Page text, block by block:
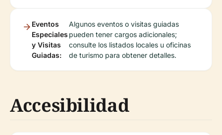
Eventos
Especiales
y Visitas
Guiadas:
Algunos eventos o visitas guiadas
pueden tener cargos adicionales;
consulte los listados locales u oficinas
de turismo para obtener detalles.
Accesibilidad